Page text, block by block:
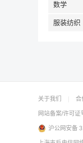
数学
服装纺织
关于我们 合
网站备案/许可证
沪公网安备